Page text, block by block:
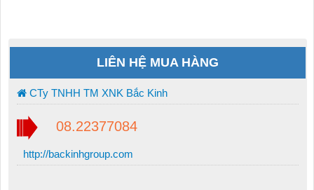
LIÊN HỆ MUA HÀNG
CTy TNHH TM XNK Bắc Kinh
08.22377084
http://backinhgroup.com